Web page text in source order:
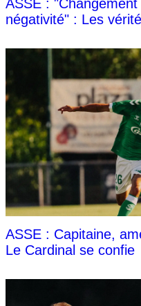
ASSE : "Changement
négativité" : Les
ASSE : Capitaine,
Le Cardinal se confie